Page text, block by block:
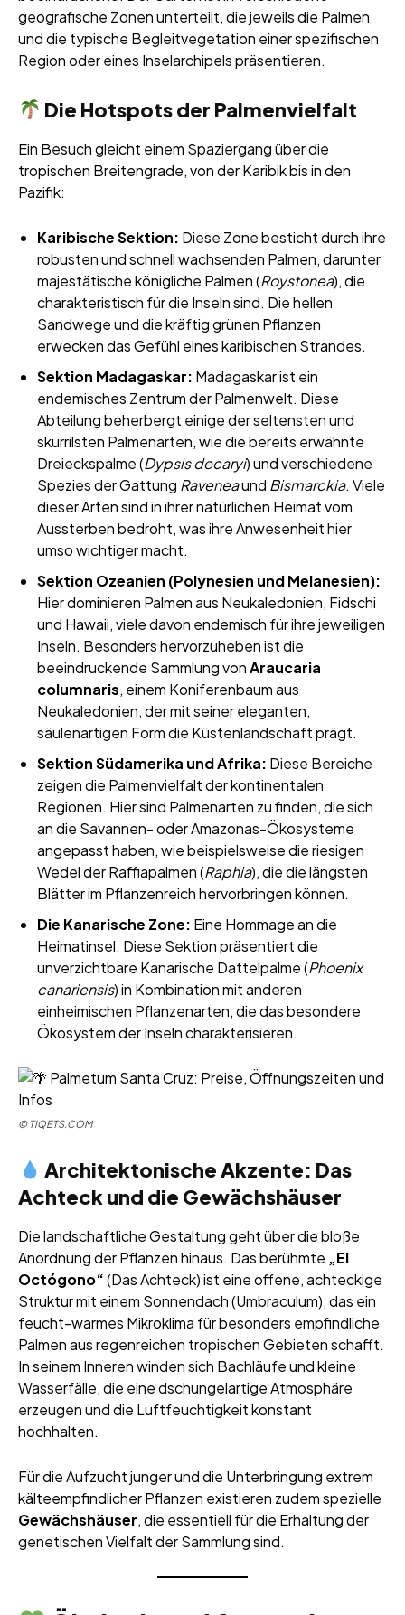
geografische Zonen unterteilt, die jeweils die Palmen
und die typische Begleitvegetation einer spezifischen
Region oder eines Inselarchipels präsentieren.
Die Hotspots der Palmenvielfalt
Ein Besuch gleicht einem Spaziergang über die
tropischen Breitengrade, von der Karibik bis in den
Pazifik:
Karibische Sektion: Diese Zone besticht durch ihre
robusten und schnell wachsenden Palmen, darunter
majestätische königliche Palmen (Roystonea), die
charakteristisch für die Inseln sind. Die hellen
Sandwege und die kräftig grünen Pflanzen
erwecken das Gefühl eines karibischen Strandes.
Sektion Madagaskar: Madagaskar ist ein
endemisches Zentrum der Palmenwelt. Diese
Abteilung beherbergt einige der seltensten und
skurrilsten Palmenarten, wie die bereits erwähnte
Dreieckspalme (Dypsis decaryi) und verschiedene
Spezies der Gattung Raveneaund Bismarckia. Viele
dieser Arten sind in ihrer natürlichen Heimat vom
Aussterben bedroht, was ihre Anwesenheit hier
umso wichtiger macht.
Sektion Ozeanien (Polynesien und Melanesien):
Hier dominieren Palmen aus Neukaledonien, Fidschi
und Hawaii, viele davon endemisch für ihre jeweiligen
Inseln. Besonders hervorzuheben ist die
beeindruckende Sammlung vonAraucaria
columnaris, einem Koniferenbaum aus
Neukaledonien, der mit seiner eleganten,
säulenartigen Form die Küstenlandschaft prägt.
Sektion Südamerika und Afrika: Diese Bereiche
zeigen die Palmenvielfalt der kontinentalen
Regionen. Hier sind Palmenarten zu finden, die sich
an die Savannen- oder Amazonas-Ökosysteme
angepasst haben, wie beispielsweise die riesigen
Wedel der Raffiapalmen (Raphia), die die längsten
Blätter im Pflanzenreich hervorbringen können.
Die Kanarische Zone: Eine Hommage an die
Heimatinsel. Diese Sektion präsentiert die
unverzichtbare Kanarische Dattelpalme (Phoenix
canariensis) in Kombination mit anderen
einheimischen Pflanzenarten, die das besondere
Ökosystem der Inseln charakterisieren.
©TIQETS.COM
Architektonische Akzente: Das
Achteck und die Gewächshäuser
Die landschaftliche Gestaltung geht über die bloße
Anordnung der Pflanzen hinaus. Das berühmte „El
Octógono“(Das Achteck) ist eine offene, achteckige
Struktur mit einem Sonnendach (Umbraculum), das ein
feucht-warmes Mikroklima für besonders empfindliche
Palmen aus regenreichen tropischen Gebieten schafft.
In seinem Inneren winden sich Bachläufe und kleine
Wasserfälle, die eine dschungelartige Atmosphäre
erzeugen und die Luftfeuchtigkeit konstant
hochhalten.
Für die Aufzucht junger und die Unterbringung extrem
kälteempfindlicher Pflanzen existieren zudem spezielle
Gewächshäuser, die essentiell für die Erhaltung der
genetischen Vielfalt der Sammlung sind.